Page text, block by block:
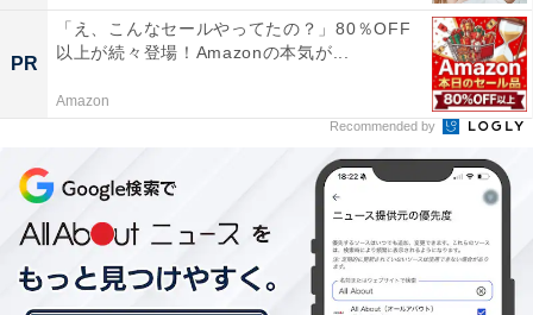
PR
「え、こんなセールやってたの？」80％OFF
以上が続々登場！Amazonの本気が...
Amazon
Recommended by